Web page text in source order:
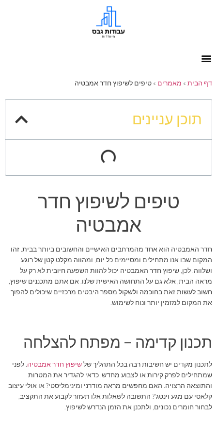
דף הבית » מאמרים » טיפים לשיפוץ חדר אמבטיה
תוכן עניינים
טיפים לשיפוץ חדר
אמבטיה
חדר האמבטיה הוא אחד מהמרחבים האישיים והחשובים ביותר בבית. זהו
המקום שבו אנו מתחילים ומסיימים כל יום, ומהווה מקלט קטן של רוגע
ושלווה. לכן, שיפוץ חדר האמבטיה יכול להוות השפעה חיובית לא רק על
מראה הבית, אלא גם על התחושה האישית שלנו. אם אתם מתכננים שיפוץ,
חשוב לעשות זאת בחוכמה ולשקול מספר היבטים מרכזיים שיכולים להפוך
את המקום למזמין יותר ונוח לשימוש.
תכנון קדימה – מפתח להצלחה
לתכנון מקדים יש חשיבות רבה בכל התהליך שלשיפוץ חדר אמבטיה. לפני
שמתחילים לפרק קירות או לצבוע מחדש, כדאי להגדיר את המטרות
והתוצאה הרצויה. האם מחפשים מראה מודרני ומינימליסטי? או אולי עיצוב
קלאסי עם מגע וינטג'? התשובה לשאלות אלו תעזור לקבוע את התקציב,
לבחור חומרים נכונים, ולתכנן את הזמן הנדרש לשיפוץ.